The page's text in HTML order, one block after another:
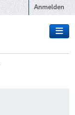
Anmelden